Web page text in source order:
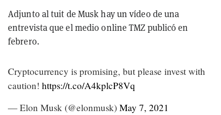
Adjunto al tuit de Musk hay un vídeo de una
entrevista que el medio online TMZ publicó en
febrero.
Cryptocurrency is promising, but please invest with
caution! https://t.co/A4kplcP8Vq
— Elon Musk (@elonmusk) May 7, 2021